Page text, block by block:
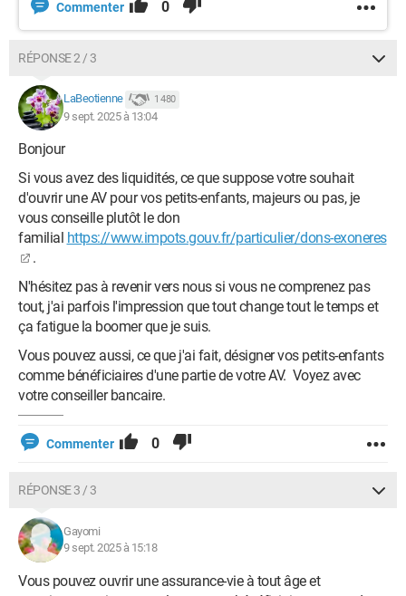
Commenter 0
RÉPONSE 2 / 3
LaBeotienne 1 480
9 sept. 2025 à 13:04
Bonjour
Si vous avez des liquidités, ce que suppose votre souhait
d'ouvrir une AV pour vos petits-enfants, majeurs ou pas, je
vous conseille plutôt le don
familial https://www.impots.gouv.fr/particulier/dons-exoneres
.
N'hésitez pas à revenir vers nous si vous ne comprenez pas
tout, j'ai parfois l'impression que tout change tout le temps et
ça fatigue la boomer que je suis.
Vous pouvez aussi, ce que j'ai fait, désigner vos petits-enfants
comme bénéficiaires d'une partie de votre AV. Voyez avec
votre conseiller bancaire.
Commenter 0
RÉPONSE 3 / 3
Gayomi
9 sept. 2025 à 15:18
Vous pouvez ouvrir une assurance-vie à tout âge et